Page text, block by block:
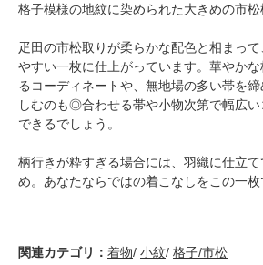
格子模様の地紋に染められた大きめの市松
疋田の市松取りが柔らかな配色と相まっ
やすい一枚に仕上がっています。華やか
るコーディネートや、無地場の多い帯を
しむのも◎合わせる帯や小物次第で幅広
できるでしょう。
柄行きが粋すぎる場合には、羽織に仕立
め。あなたならではの着こなしをこの一枚
関連カテゴリ： 着物/ 小紋/ 格子/市松